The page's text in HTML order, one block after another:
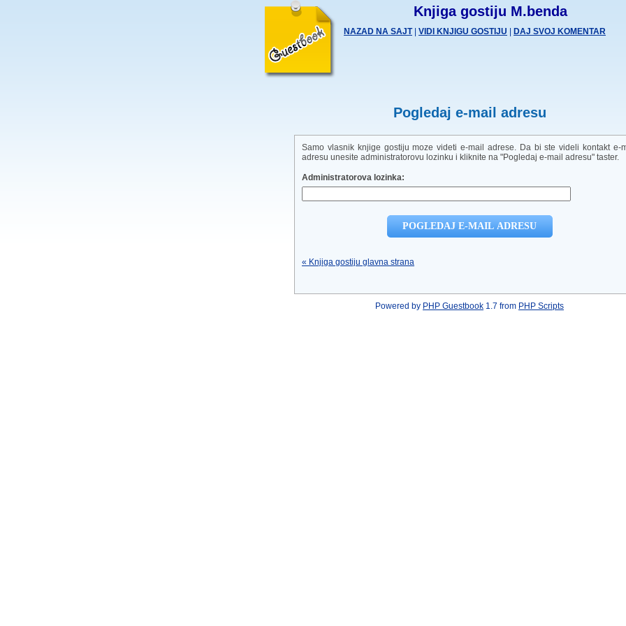
Knjiga gostiju M.benda
NAZAD NA SAJT| VIDI KNJIGU GOSTIJU DAJ SVOJ KOMENTAR
Pogledaj e-mail adresu
Samo vlasnik knjige gostiju moze videti e-mail adrese. Da bi ste videli kontakt e-
adresu unesite administratorovu lozinku i kliknite na "Pogledaj e-mail adresu" taster.
Administratorova lozinka:
« Knjiga gostiju glavna strana
Powered by PHP Guestbook 1.7 from PHP Scripts